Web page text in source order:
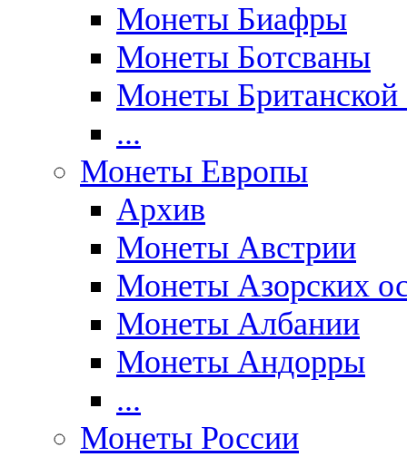
Монеты Биафры
Монеты Ботсваны
Монеты
...
Монеты Европы
Архив
Монеты Австрии
Монеты Азорских
Монеты Албании
Монеты Андорры
...
Монеты России